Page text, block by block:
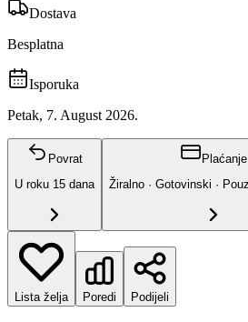
Dostava
Besplatna
Isporuka
Petak, 7. August 2026.
Povrat
U roku 15 dana
Plaćanje
Žiralno · Gotovinski ·
Lista želja Poredi Podijeli